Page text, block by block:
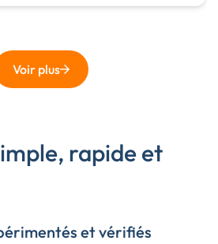
Voir plus
rapide et
et vérifiés